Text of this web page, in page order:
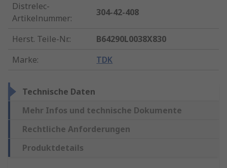
Distrelec-
Artikelnummer:
304-42-408
Herst. Teile-Nr.:
B64290L0038X830
Marke: TDK
Technische Daten
Mehr Infos und technische Dokumente
Rechtliche Anforderungen
Produktdetails